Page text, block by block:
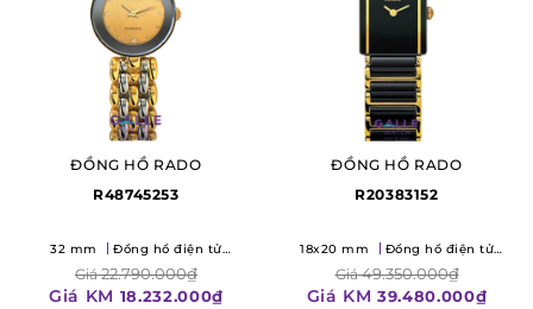
ĐỒNG HỒ RADO
R48745253
32 mm
Đồng hồ điện tử
Giá22.790.000₫
Giá KM 18.232.000₫
ĐỒNG HỒ RADO
R20383152
18x20 mm
Đồng hồ điện tử
Giá49.350.000₫
Giá KM 39.480.000₫